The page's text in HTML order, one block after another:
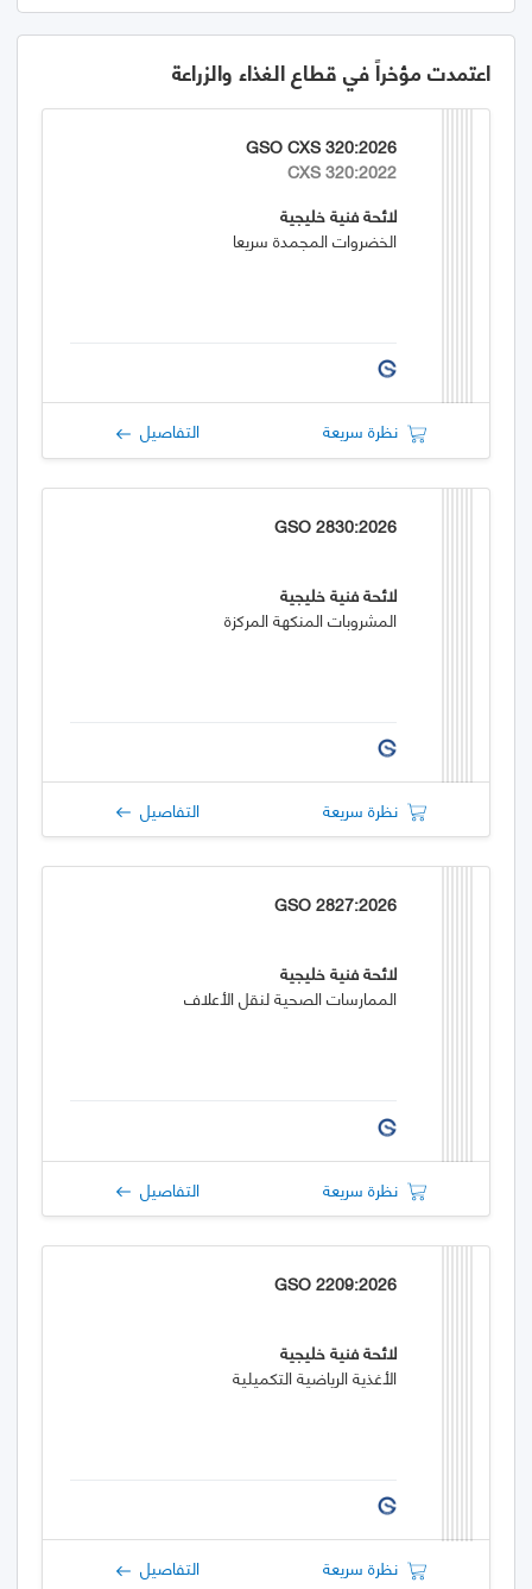
اعتمدت مؤخراً في قطاع الغذاء والزراعة
GSO CXS 320:2026
CXS 320:2022
لائحة فنية خليجية
الخضروات المجمدة سريعا
نظرة سريعة التفاصيل
GSO 2830:2026
لائحة فنية خليجية
المشروبات المنكهة المركزة
نظرة سريعة التفاصيل
GSO 2827:2026
لائحة فنية خليجية
الممارسات الصحية لنقل الأعلاف
نظرة سريعة التفاصيل
GSO 2209:2026
لائحة فنية خليجية
الأغذية الرياضية التكميلية
نظرة سريعة التفاصيل